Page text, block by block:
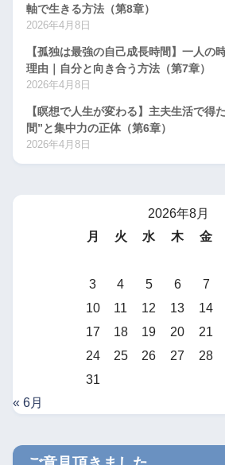
軸で生きる方法（第8章）
2026年4月8日
【孤独は最強の自己成長時間】一人の
理由｜自分と向き合う方法（第7章）
2026年4月8日
【瞑想で人生が変わる】主夫生活で得
間”と集中力の正体（第6章）
2026年4月8日
2026年8月
月
火 水 木 金
3
4 5 6 7
10
11 12 13 14
17
18 19 20 21
24
25 26 27 28
31
« 6月